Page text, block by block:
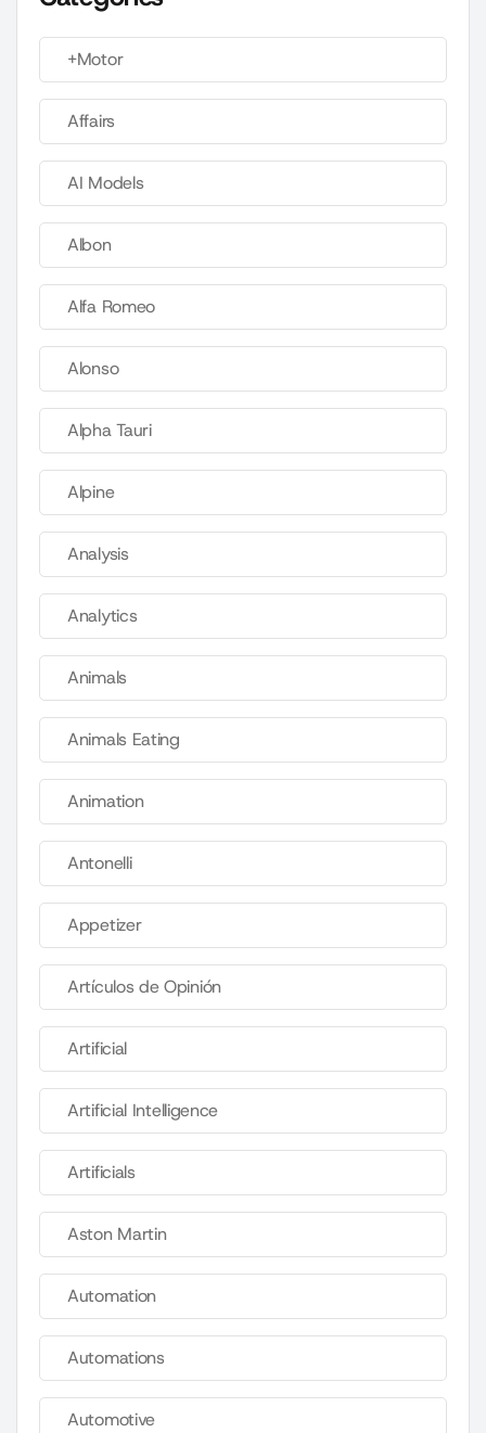
+Motor
Affairs
AI Models
Albon
Alfa Romeo
Alonso
Alpha Tauri
Alpine
Analysis
Analytics
Animals
Animals Eating
Animation
Antonelli
Appetizer
Artículos de Opinión
Artificial
Artificial Intelligence
Artificials
Aston Martin
Automation
Automations
Automotive